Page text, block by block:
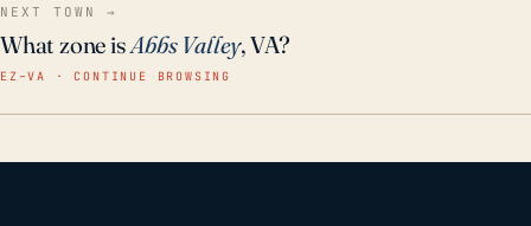
NEXT TOWN →
What zone isAbbs Valley, VA?
EZ–VA · CONTINUE BROWSING